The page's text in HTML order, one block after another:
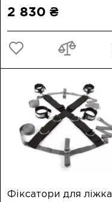
2 830 ₴
Фіксатори для ліжка